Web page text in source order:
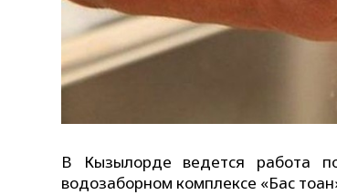
В Кызылорде ведется работа
водозаборном комплексе «Бас